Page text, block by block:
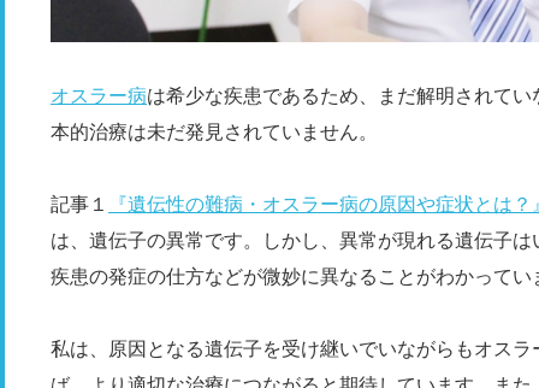
オスラー病は希少な疾患であるため、まだ解明されて
本的治療は未だ発見されていません。
記事１
『遺伝性の難病・オスラー病の原因や症状とは？
は、遺伝子の異常です。しかし、異常が現れる遺伝子
疾患の発症の仕方などが微妙に異なることがわかってい
私は、原因となる遺伝子を受け継いでいながらもオス